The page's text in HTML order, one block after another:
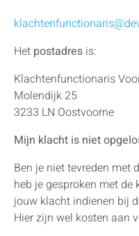
Het postadres is:
Klachtenfunctionaris
Molendijk 25
3233 LN Oostvoorne
Mijn klacht is niet
Ben je niet tevreden met
heb je gesproken met
jouw klacht indienen bij
Hier zijn wel kosten aan